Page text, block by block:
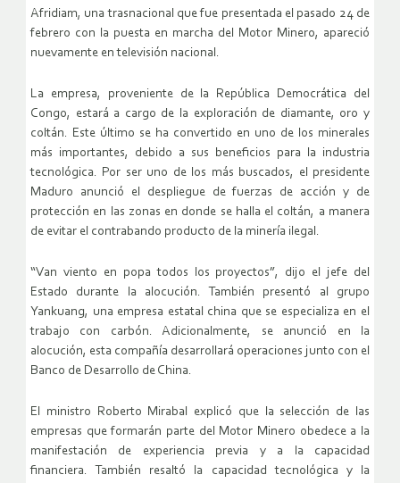
Afridiam, una trasnacional que fue presentada el pasado 24 de
febrero con la puesta en marcha del Motor Minero, apareció
nuevamente en televisión nacional.
La empresa, proveniente de la República Democrática del
Congo, estará a cargo de la exploración de diamante, oro y
coltán. Este último se ha convertido en uno de los minerales
más importantes, debido a sus beneficios para la industria
tecnológica. Por ser uno de los más buscados, el presidente
Maduro anunció el despliegue de fuerzas de acción y de
protección en las zonas en donde se halla el coltán, a manera
de evitar el contrabando producto de la minería ilegal.
“Van viento en popa todos los proyectos”, dijo el jefe del
Estado durante la alocución. También presentó al grupo
Yankuang, una empresa estatal china que se especializa en el
trabajo con carbón. Adicionalmente, se anunció en la
alocución, esta compañía desarrollará operaciones junto con el
Banco de Desarrollo de China.
El ministro Roberto Mirabal explicó que la selección de las
empresas que formarán parte del Motor Minero obedece a la
manifestación de experiencia previa y a la capacidad
financiera. También resaltó la capacidad tecnológica y la